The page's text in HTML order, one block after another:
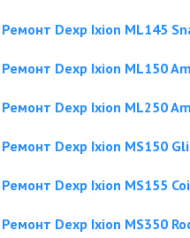
Ремонт Dexp Ixion ML145
Ремонт Dexp Ixion ML150
Ремонт Dexp Ixion ML250
Ремонт Dexp Ixion MS150
Ремонт Dexp Ixion MS155
Ремонт Dexp Ixion MS350